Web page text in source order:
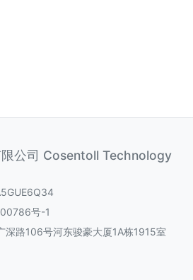
公司 Cosentoll Technology
号-1
深路106号河东骏豪大厦1A栋1915室